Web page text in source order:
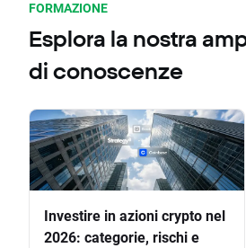
FORMAZIONE
Esplora la nostra
di conoscenze
Investire in azioni crypto nel
2026: categorie, rischi e